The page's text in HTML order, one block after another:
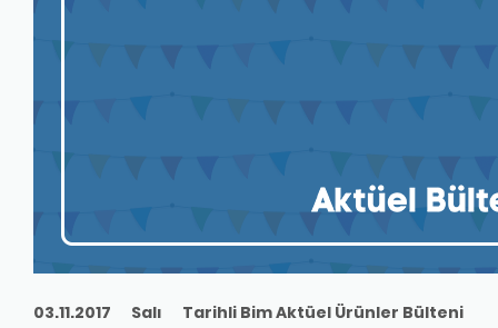
03.11.2017 Salı Tarihli Bim Aktüel Ürünler Bülteni